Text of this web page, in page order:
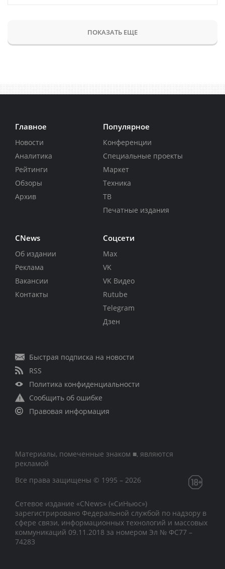
ПОКАЗАТЬ ЕЩЕ
Главное
Новости
Аналитика
Рейтинги
Обзоры
Архив
Популярное
Конференции
Специальные проекты
Маркет
Техника
ТВ
Печатные издания
CNews
Об издании
Реклама
Вакансии
Контакты
Соцсети
Max
VK
VK Видео
Rutube
Telegram
Дзен
Быстрая подписка на новости
RSS
Политика конфиденциальности
Сообщить об ошибке
Правовая информация
Материалы, помеченные знаком ■, являются
рекламой
Все права защищены © 1995 – 2026
Сетевое издание «CNews» («СиНьюс»)
зарегистрировано Федеральной службой по надзору в
сфере связи, информационных технологий и массовых
коммуникаций 09.11.2018 за номером Эл № ФС77 –
74283